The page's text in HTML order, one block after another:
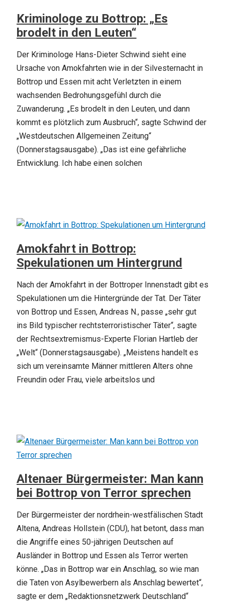
Kriminologe zu Bottrop: „Es
brodelt in den Leuten“
Der Kriminologe Hans-Dieter Schwind sieht eine
Ursache von Amokfahrten wie in der Silvesternacht in
Bottrop und Essen mit acht Verletzten in einem
wachsenden Bedrohungsgefühl durch die
Zuwanderung. „Es brodelt in den Leuten, und dann
kommt es plötzlich zum Ausbruch“, sagte Schwind der
„Westdeutschen Allgemeinen Zeitung“
(Donnerstagsausgabe). „Das ist eine gefährliche
Entwicklung. Ich habe einen solchen
Amokfahrt in Bottrop:
Spekulationen um Hintergrund
Nach der Amokfahrt in der Bottroper Innenstadt gibt es
Spekulationen um die Hintergründe der Tat. Der Täter
von Bottrop und Essen, Andreas N., passe „sehr gut
ins Bild typischer rechtsterroristischer Täter“, sagte
der Rechtsextremismus-Experte Florian Hartleb der
„Welt“ (Donnerstagsausgabe). „Meistens handelt es
sich um vereinsamte Männer mittleren Alters ohne
Freundin oder Frau, viele arbeitslos und
Altenaer Bürgermeister: Man kann
bei Bottrop von Terror sprechen
Der Bürgermeister der nordrhein-westfälischen Stadt
Altena, Andreas Hollstein (CDU), hat betont, dass man
die Angriffe eines 50-jährigen Deutschen auf
Ausländer in Bottrop und Essen als Terror werten
könne. „Das in Bottrop war ein Anschlag, so wie man
die Taten von Asylbewerbern als Anschlag bewertet“,
sagte er dem „Redaktionsnetzwerk Deutschland“